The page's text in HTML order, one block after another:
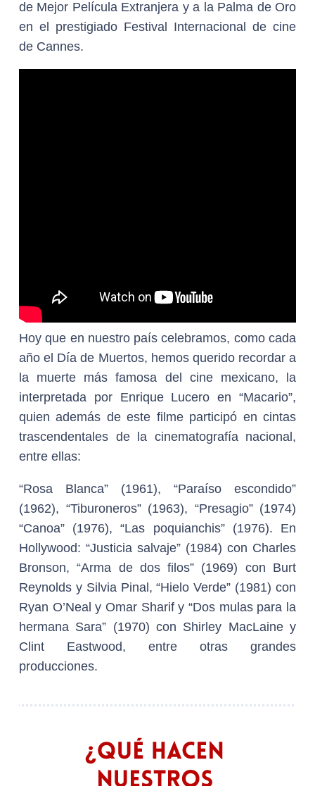
de Mejor Película Extranjera y a la Palma de Oro
en el prestigiado Festival Internacional de cine
de Cannes.
Hoy que en nuestro país celebramos, como cada
año el Día de Muertos, hemos querido recordar a
la muerte más famosa del cine mexicano, la
interpretada por Enrique Lucero en “Macario”,
quien además de este filme participó en cintas
trascendentales de la cinematografía nacional,
entre ellas:
“Rosa Blanca” (1961), “Paraíso escondido”
(1962), “Tiburoneros” (1963), “Presagio” (1974)
“Canoa” (1976), “Las poquianchis” (1976). En
Hollywood: “Justicia salvaje” (1984) con Charles
Bronson, “Arma de dos filos” (1969) con Burt
Reynolds y Silvia Pinal, “Hielo Verde” (1981) con
Ryan O’Neal y Omar Sharif y “Dos mulas para la
hermana Sara” (1970) con Shirley MacLaine y
Clint Eastwood, entre otras grandes
producciones.